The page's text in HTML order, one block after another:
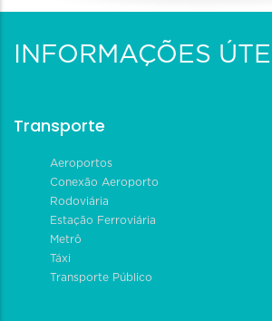
INFORMAÇÕES
Transporte
Aeroportos
Conexão Aeroporto
Rodoviária
Estação Ferroviária
Metrô
Táxi
Transporte Público